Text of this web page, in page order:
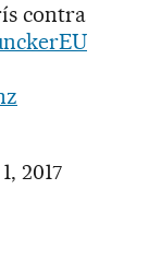
contra
2017